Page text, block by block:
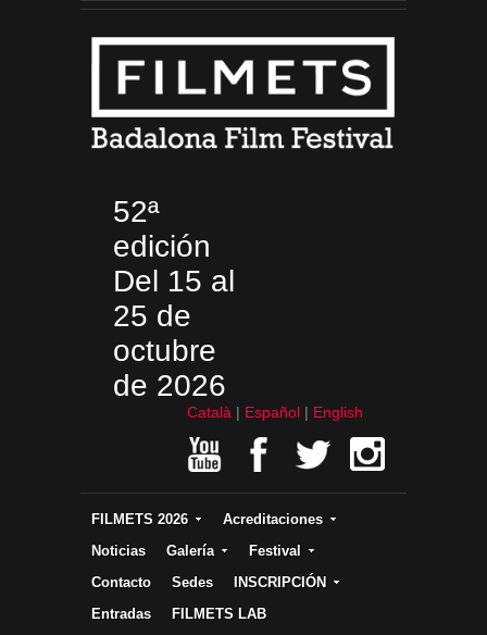
52ª
edición
Del 15 al
25 de
octubre
de 2026
Català Español English
FILMETS 2026
Acreditaciones
Noticias
Galería
Festival
Contacto
Sedes
INSCRIPCIÓN
Entradas
FILMETS LAB